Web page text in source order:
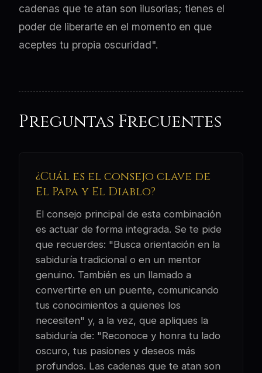
cadenas que te atan son ilusorias; tienes el
poder de liberarte en el momento en que
aceptes tu propia oscuridad".
Preguntas Frecuentes
¿Cuál es el consejo clave de
El Papa y El Diablo?
El consejo principal de esta combinación
es actuar de forma integrada. Se te pide
que recuerdes: "Busca orientación en la
sabiduría tradicional o en un mentor
genuino. También es un llamado a
convertirte en un puente, comunicando
tus conocimientos a quienes los
necesiten" y, a la vez, que apliques la
sabiduría de: "Reconoce y honra tu lado
oscuro, tus pasiones y deseos más
profundos. Las cadenas que te atan son